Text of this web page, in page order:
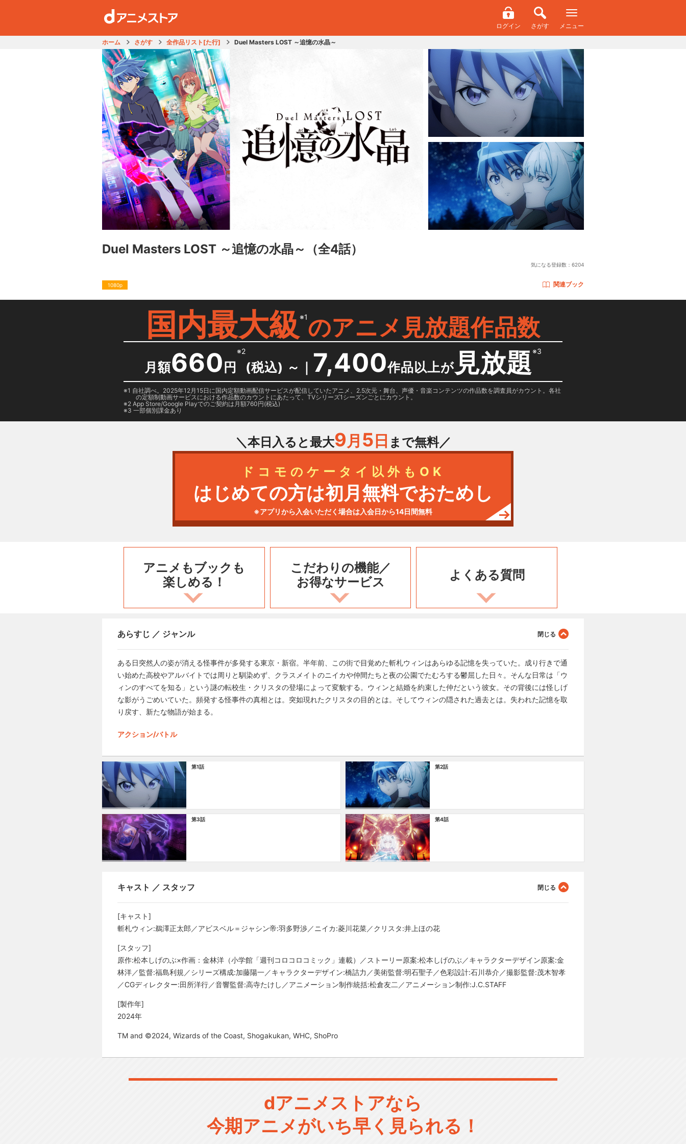
ログイン さがす メニュー
ホーム さがす 全作品リスト[た行] Duel Masters LOST ～追憶の水晶～
Duel Masters LOST ～追憶の水晶～ （全4話）
気になる登録数： 6204
1080p 関連ブック
国内最大級 ※1のアニメ見放題作品数
月額660 円
※2
(税込) ～ ｜ 7,400作品以上が 見放題※3
1 自社調べ。2025年12月15日に国内定額動画配信サービスが配信していたアニメ、2.5次元・舞台、声優・音楽コンテンツの作品数を調査員がカウント。各社
の定額制動画サービスにおける作品数のカウントにあたって、TVシリーズ1シーズンごとにカウント。
2 App Store/Google Playでのご契約は月額760円(税込)
3 一部個別課金あり
＼本日入ると最大9月 5 日 まで無料／
ドコモのケータイ以外もOK
はじめての方は初月無料でおためし
※アプリから入会いただく場合は入会日から14日間無料
アニメもブックも
楽しめる！
こだわりの機能／
お得なサービス
よくある質問
あらすじ ／ ジャンル
ある日突然人の姿が消える怪事件が多発する東京・新宿。半年前、この街で目覚めた斬札ウィンはあらゆる記憶を失っていた。成り行きで通
い始めた高校やアルバイトでは周りと馴染めず、クラスメイトのニイカや仲間たちと夜の公園でたむろする鬱屈した日々。そんな日常は「ウ
ィンのすべてを知る」という謎の転校生・クリスタの登場によって変貌する。ウィンと結婚を約束した仲だという彼女。その背後には怪しげ
な影がうごめいていた。頻発する怪事件の真相とは。突如現れたクリスタの目的とは。そしてウィンの隠された過去とは。失われた記憶を取
り戻す、新たな物語が始まる。
アクション/バトル
第1話 第2話
第3話 第4話
キャスト ／ スタッフ
[キャスト]
斬札ウィン:鵜澤正太郎／アビスベル＝ジャシン帝:羽多野渉／ニイカ:菱川花菜／クリスタ:井上ほの花
[スタッフ]
原作:松本しげのぶ×作画：金林洋（小学館「週刊コロコロコミック」連載）／ストーリー原案:松本しげのぶ／キャラクターデザイン原案:金
林洋／監督:福島利規／シリーズ構成:加藤陽一／キャラクターデザイン:橋詰力／美術監督:明石聖子／色彩設計:石川恭介／撮影監督:茂木智孝
／CGディレクター:田所洋行／音響監督:高寺たけし／アニメーション制作統括:松倉友二／アニメーション制作:J.C.STAFF
[製作年]
2024年
TM and ©2024, Wizards of the Coast, Shogakukan, WHC, ShoPro
dアニメストアなら
今期アニメがいち早く見られる！